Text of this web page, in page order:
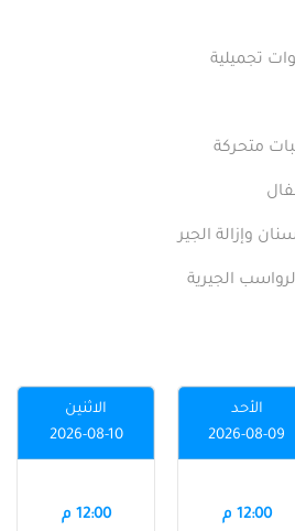
تجميلية
متحركة
وإزالة الجير
الجيرية
الأحد
2026-08-09
12:00 م
الاثنين
2026-08-10
12:00 م